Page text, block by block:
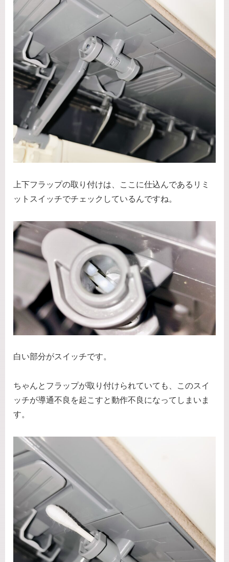
上下フラップの取り付けは、ここに仕込んであるリミ
ットスイッチでチェックしているんですね。
白い部分がスイッチです。
ちゃんとフラップが取り付けられていても、このスイ
ッチが導通不良を起こすと動作不良になってしまいま
す。